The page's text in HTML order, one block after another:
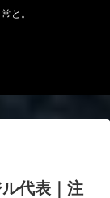
と。
代表｜注